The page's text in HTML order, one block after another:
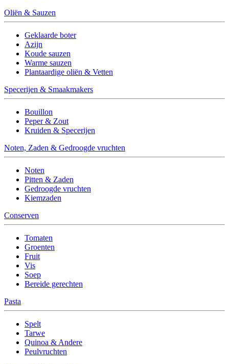
Oliën & Sauzen
Geklaarde boter
Azijn
Koude sauzen
Warme sauzen
Plantaardige oliën & Vetten
Specerijen & Smaakmakers
Bouillon
Peper & Zout
Kruiden & Specerijen
Noten, Zaden & Gedroogde vruchten
Noten
Pitten & Zaden
Gedroogde vruchten
Kiemzaden
Conserven
Tomaten
Groenten
Fruit
Vis
Soep
Bereide gerechten
Pasta
Spelt
Tarwe
Quinoa & Andere
Peulvruchten